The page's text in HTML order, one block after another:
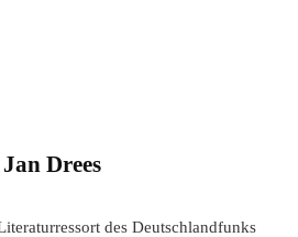
Jan Drees
des Deutschlandfunks